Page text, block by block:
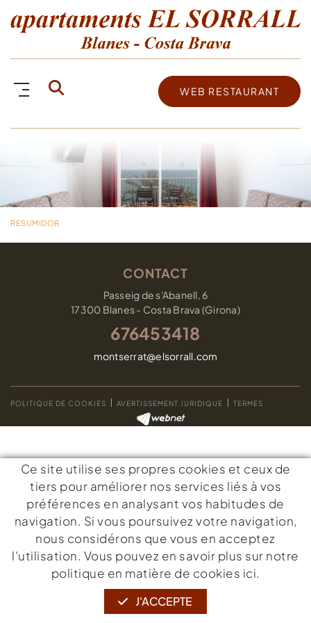
WEB RESTAURANT
RESUMIDOR
CONTACT
Passeig de s'Abanell, 6
17300 Blanes - Costa Brava (Girona)
676453418
montserrat@elsorrall.com
POLITIQUE DE COOKIES AVERTISSEMENT JURIDIQUE TERMES
Ce site utilise ses propres cookies et ceux de
tiers pour améliorer nos services liés à vos
préférences en analysant vos habitudes de
navigation. Si vous poursuivez votre navigation,
nous considérons que vous en acceptez
l'utilisation. Vous pouvez en savoir plus sur notre
politique en matière de cookies ici.
J'ACCEPTE